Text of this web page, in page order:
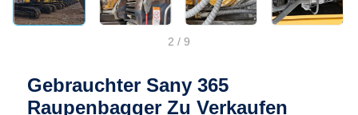
2 / 9
Gebrauchter Sany 365
Raupenbagger Zu Verkaufen